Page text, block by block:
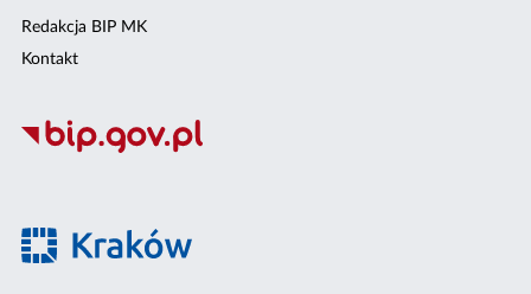
Redakcja BIP MK
Kontakt